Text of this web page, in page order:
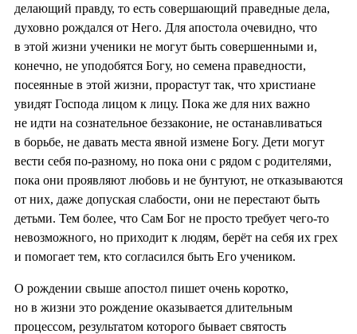
делающий правду, то есть совершающий праведные дела,
духовно рождался от Него. Для апостола очевидно, что
в этой жизни ученики не могут быть совершенными и,
конечно, не уподобятся Богу, но семена праведности,
посеянные в этой жизни, прорастут так, что христиане
увидят Господа лицом к лицу. Пока же для них важно
не идти на сознательное беззаконие, не останавливаться
в борьбе, не давать места явной измене Богу. Дети могут
вести себя по-разному, но пока они с рядом с родителями,
пока они проявляют любовь и не бунтуют, не отказываются
от них, даже допуская слабости, они не перестают быть
детьми. Тем более, что Сам Бог не просто требует чего-то
невозможного, но приходит к людям, берёт на себя их грех
и помогает тем, кто согласился быть Его учеником.
О рождении свыше апостол пишет очень коротко,
но в жизни это рождение оказывается длительным
процессом, результатом которого бывает святость